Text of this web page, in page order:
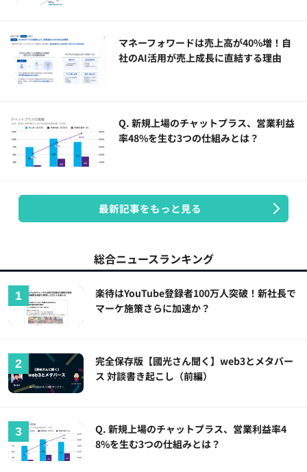
マネーフォワードは売上高が40%増！自
社のAI活用が売上成長に直結する理由
Q. 新規上場のチャットプラス、営業利益
率48%を生む3つの仕組みとは？
最新記事をもっと見る
総合ニュースランキング
楽待はYouTube登録者100万人突破！新社長で
マーケ施策さらに加速か？
完全保存版【國光さん聞く】web3とメタバー
ス 対談書き起こし（前編）
Q. 新規上場のチャットプラス、営業利益率4
8%を生む3つの仕組みとは？